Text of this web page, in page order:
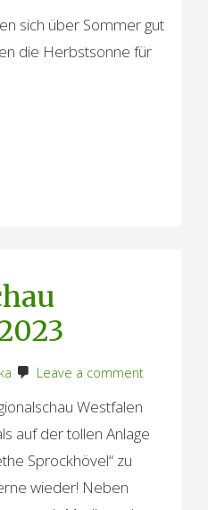
sich über Sommer gut
die Herbstsonne für
Leave a comment
Westfalen
auf der tollen Anlage
Sprockhövel“ zu
wieder! Neben